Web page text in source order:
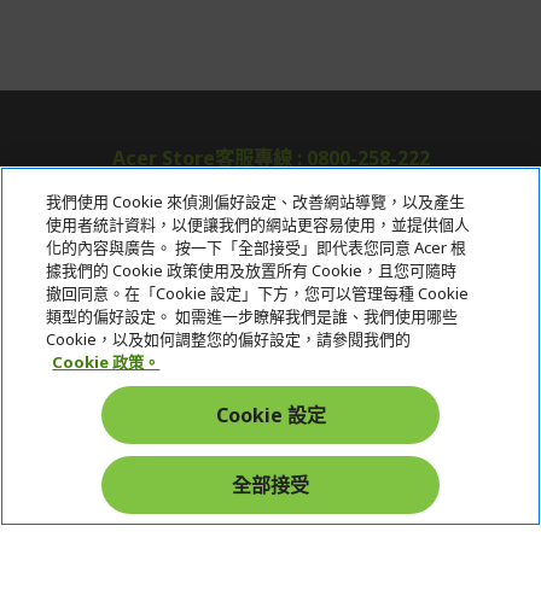
Acer Store客服專線 : 0800-258-222
關於宏碁
服務
宏碁網路商城
在社群上追蹤 Acer
我們使用 Cookie 來偵測偏好設定、改善網站導覽，以及產生
使用者統計資料，以便讓我們的網站更容易使用，並提供個人
化的內容與廣告。 按一下「全部接受」即代表您同意 Acer 根
據我們的 Cookie 政策使用及放置所有 Cookie，且您可隨時
撤回同意。在「Cookie 設定」下方，您可以管理每種 Cookie
類型的偏好設定。 如需進一步瞭解我們是誰、我們使用哪些
Cookie，以及如何調整您的偏好設定，請參閱我們的
Cookie 政策。
Cookie 設定
全部接受